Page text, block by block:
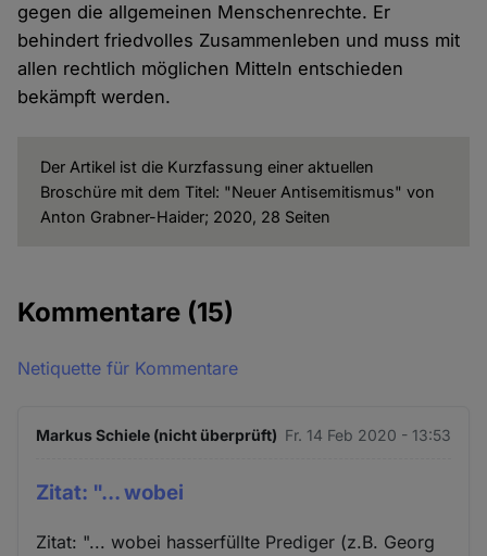
gegen die allgemeinen Menschenrechte. Er
behindert friedvolles Zusammenleben und muss mit
allen rechtlich möglichen Mitteln entschieden
bekämpft werden.
Der Artikel ist die Kurzfassung einer aktuellen
Broschüre mit dem Titel: "Neuer Antisemitismus" von
Anton Grabner-Haider; 2020, 28 Seiten
Kommentare (15)
Netiquette für Kommentare
Markus Schiele (nicht überprüft) Fr. 14 Feb 2020 - 13:53
Zitat: "... wobei
Zitat: "... wobei hasserfüllte Prediger (z.B. Georg